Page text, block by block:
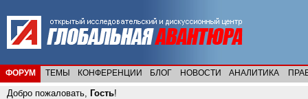
ФОРУМ ТЕМЫ КОНФЕРЕНЦИИ БЛОГ НОВОСТИ АНАЛИТИКА
Добро пожаловать, Гость!